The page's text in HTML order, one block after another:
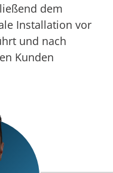
dem
Installation vor
und nach
Kunden